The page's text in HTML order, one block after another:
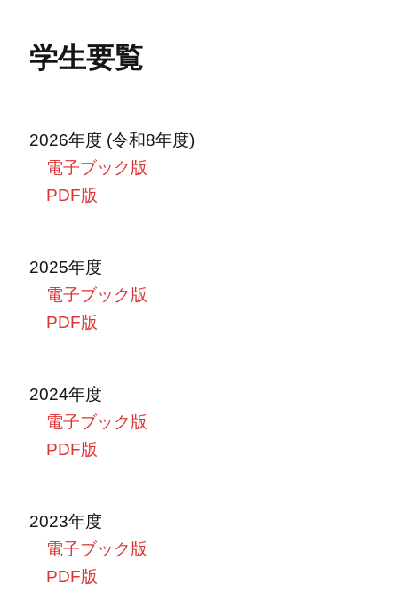
学生要覧
2026年度 (令和8年度)
電子ブック版
PDF版
2025年度
電子ブック版
PDF版
2024年度
電子ブック版
PDF版
2023年度
電子ブック版
PDF版